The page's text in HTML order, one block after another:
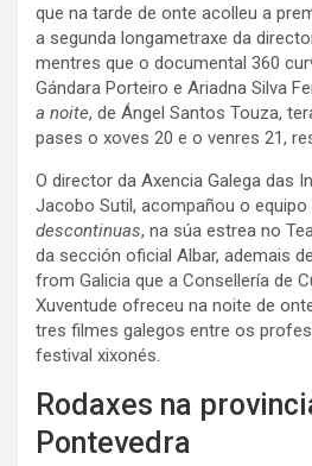
que na tarde de onte acolleu a
a segunda longametraxe da
mentres que o documental 360
Gándara Porteiro e Ariadna Silva
a noite, de Ángel Santos Touza,
pases o xoves 20 e o venres 21,
O director da Axencia Galega das
Jacobo Sutil, acompañou o
descontinuas, na súa estrea no
da sección oficial Albar, ademais
from Galicia que a Consellería de
Xuventude ofreceu na noite de
tres filmes galegos entre os
festival xixonés.
Rodaxes na
Pontevedra